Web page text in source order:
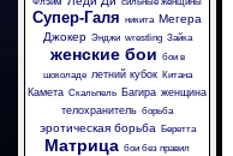
Супер-Галя никита Мегера
Джокер Энджи wrestling Зайка
женские бои бои в
шоколаде летний кубок Китана
Камета Скальпель Багира женщина
телохранитель борьба
эротическая борьба Беретта
Матрица бои без правил